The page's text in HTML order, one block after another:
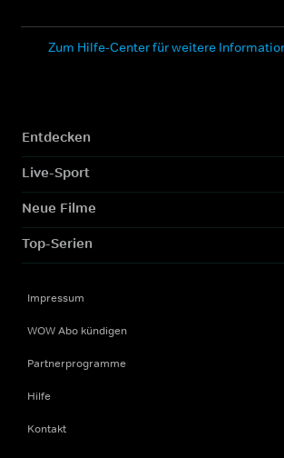
Zum Hilfe-Center für weitere
Entdecken
Live-Sport
Neue Filme
Top-Serien
Impressum
WOW Abo kündigen
Partnerprogramme
Hilfe
Kontakt